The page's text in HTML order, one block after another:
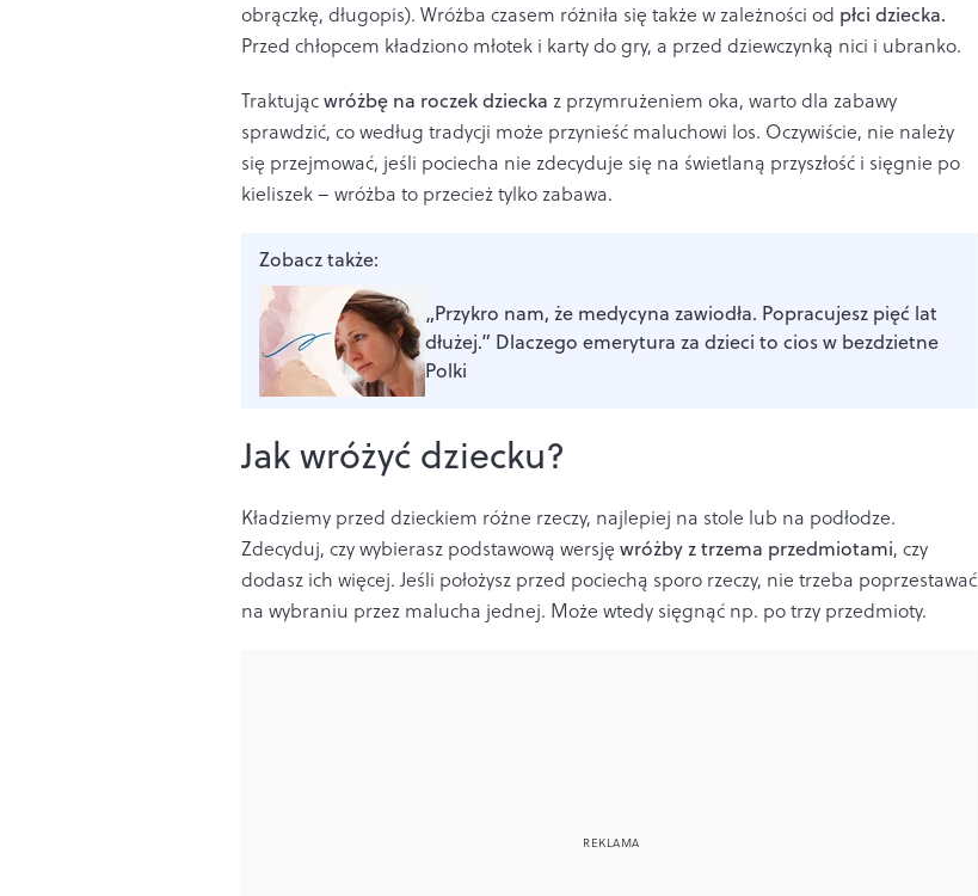
obrączkę, długopis). Wróżba czasem różniła się także w zależności od płci dziecka.
Przed chłopcem kładziono młotek i karty do gry, a przed dziewczynką nici i ubranko.
Traktującwróżbę na roczek dziecka z przymrużeniem oka, warto dla zabawy
sprawdzić, co według tradycji może przynieść maluchowi los. Oczywiście, nie należy
się przejmować, jeśli pociecha nie zdecyduje się na świetlaną przyszłość i sięgnie po
kieliszek – wróżba to przecież tylko zabawa.
Zobacz także:
„Przykro nam, że medycyna zawiodła. Popracujesz pięć lat
dłużej.” Dlaczego emerytura za dzieci to cios w bezdzietne
Polki
Jak wróżyć dziecku?
Kładziemy przed dzieckiem różne rzeczy, najlepiej na stole lub na podłodze.
Zdecyduj, czy wybierasz podstawową wersję wróżby z trzema przedmiotami, czy
dodasz ich więcej. Jeśli położysz przed pociechą sporo rzeczy, nie trzeba poprzestawać
na wybraniu przez malucha jednej. Może wtedy sięgnąć np. po trzy przedmioty.